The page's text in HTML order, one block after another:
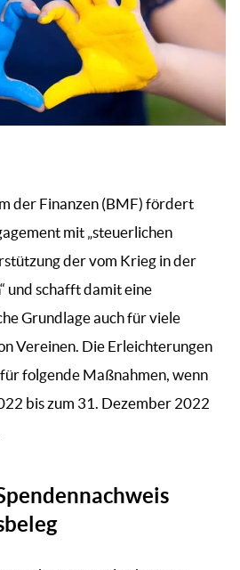
der Finanzen (BMF) fördert
mit „steuerlichen
der vom Krieg in der
und schafft damit eine
Grundlage auch für viele
Vereinen. Die Erleichterungen
folgende Maßnahmen, wenn
bis zum 31. Dezember 2022